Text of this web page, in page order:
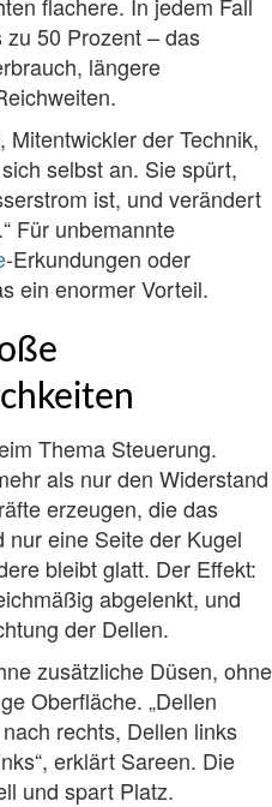
50 Prozent – das
längere
, Mitentwickler der Technik,
selbst an. Sie spürt,
ist, und verändert
Für unbemannte
-Erkundungen oder
ein enormer Vorteil.
Thema Steuerung.
als nur den Widerstand
erzeugen, die das
nur eine Seite der Kugel
bleibt glatt. Der Effekt:
abgelenkt, und
der Dellen.
zusätzliche Düsen, ohne
Oberfläche. „Dellen
rechts, Dellen links
erklärt Sareen. Die
und spart Platz.